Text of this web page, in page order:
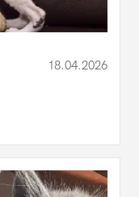
18.04.2026